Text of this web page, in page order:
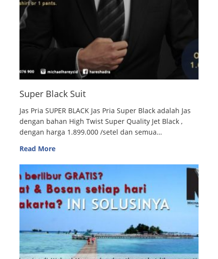
Super Black Suit
Jas Pria SUPER BLACK Jas Pria Super Black adalah Jas
dengan bahan High Twist Super Quality Jet Black ,
dengan harga 1.899.000 /setel dan semua…
Read More